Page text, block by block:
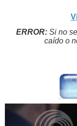
ERROR:Si no
caído o